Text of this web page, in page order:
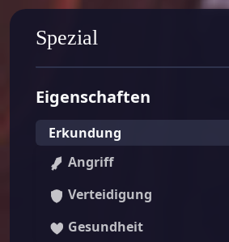
Spezial
Eigenschaften
Erkundung
Angriff
Verteidigung
Gesundheit